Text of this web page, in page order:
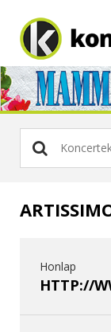
Honlap
HTTP://